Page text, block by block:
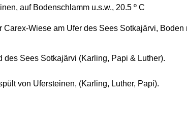
auf Bodenschlamm u.s.w., 20.5 º C
Wiese am Ufer des Sees Sotkajärvi,
Sees Sotkajärvi (Karling, Papi & Luther).
von Ufersteinen, (Karling, Luther, Papi).